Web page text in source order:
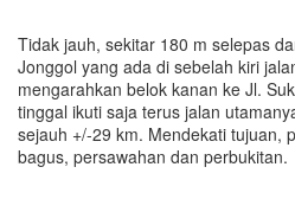
Tidak jauh, sekitar 180 m selepas
Jonggol yang ada di sebelah kiri
mengarahkan belok kanan ke Jl.
tinggal ikuti saja terus jalan
sejauh +/-29 km. Mendekati tujuan,
bagus, persawahan dan perbukitan.